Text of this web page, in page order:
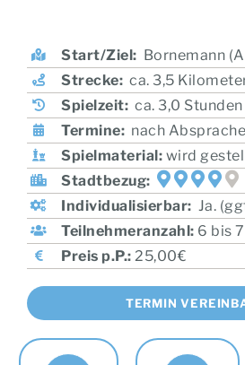
Start/Ziel: Bornemann
Strecke:ca. 3,5
Spielzeit:ca. 3,0
Termine: nach Absprache
Spielmaterial: wird
Stadtbezug:
Individualisierbar: Ja.
Teilnehmeranzahl: 6 bis
Preis p.P.:25,00€
TERMIN